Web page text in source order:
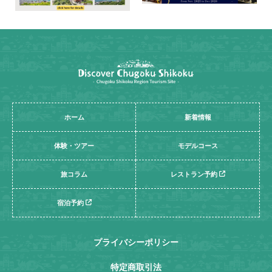
ホーム 新着情報
体験・ツアー モデルコース
旅コラム レストラン予約
宿泊予約
プライバシーポリシー
特定商取引法